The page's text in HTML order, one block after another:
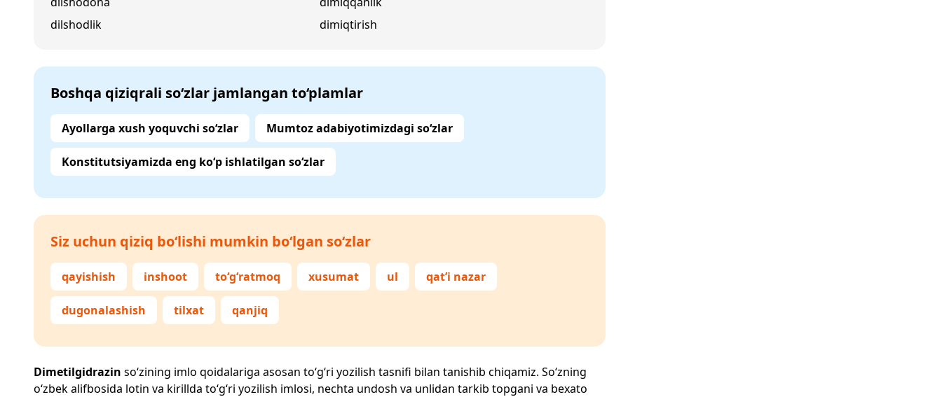
dilshodlik
dimiqtirish
Boshqa qiziqrali so‘zlar jamlangan to‘plamlar
Ayollarga xush yoquvchi so‘zlar Mumtoz adabiyotimizdagi so‘zlar
Konstitutsiyamizda eng ko‘p ishlatilgan so‘zlar
Siz uchun qiziq bo‘lishi mumkin bo‘lgan so‘zlar
qayishish inshoot to‘g‘ratmoq xusumat ul qat’i nazar
dugonalashish tilxat qanjiq
Dimetilgidrazin so‘zining imlo qoidalariga asosan to‘g‘ri yozilish tasnifi bilan tanishib chiqamiz. So‘zning
o‘zbek alifbosida lotin va kirillda to‘g‘ri yozilish imlosi, nechta undosh va unlidan tarkib topgani va bexato